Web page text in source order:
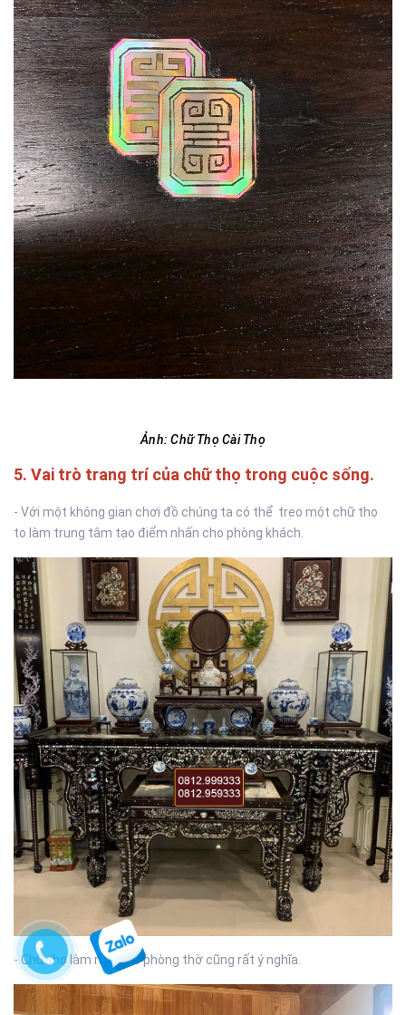
Ảnh: Chữ Thọ Cài Thọ
5. Vai trò trang trí của chữ thọ trong cuộc sống.
- Với một không gian chơi đồ chúng ta có thể treo một chữ thọ
to làm trung tâm tạo điểm nhấn cho phòng khách.
- Chữ thọ làm nền cho phòng thờ cũng rất ý nghĩa.